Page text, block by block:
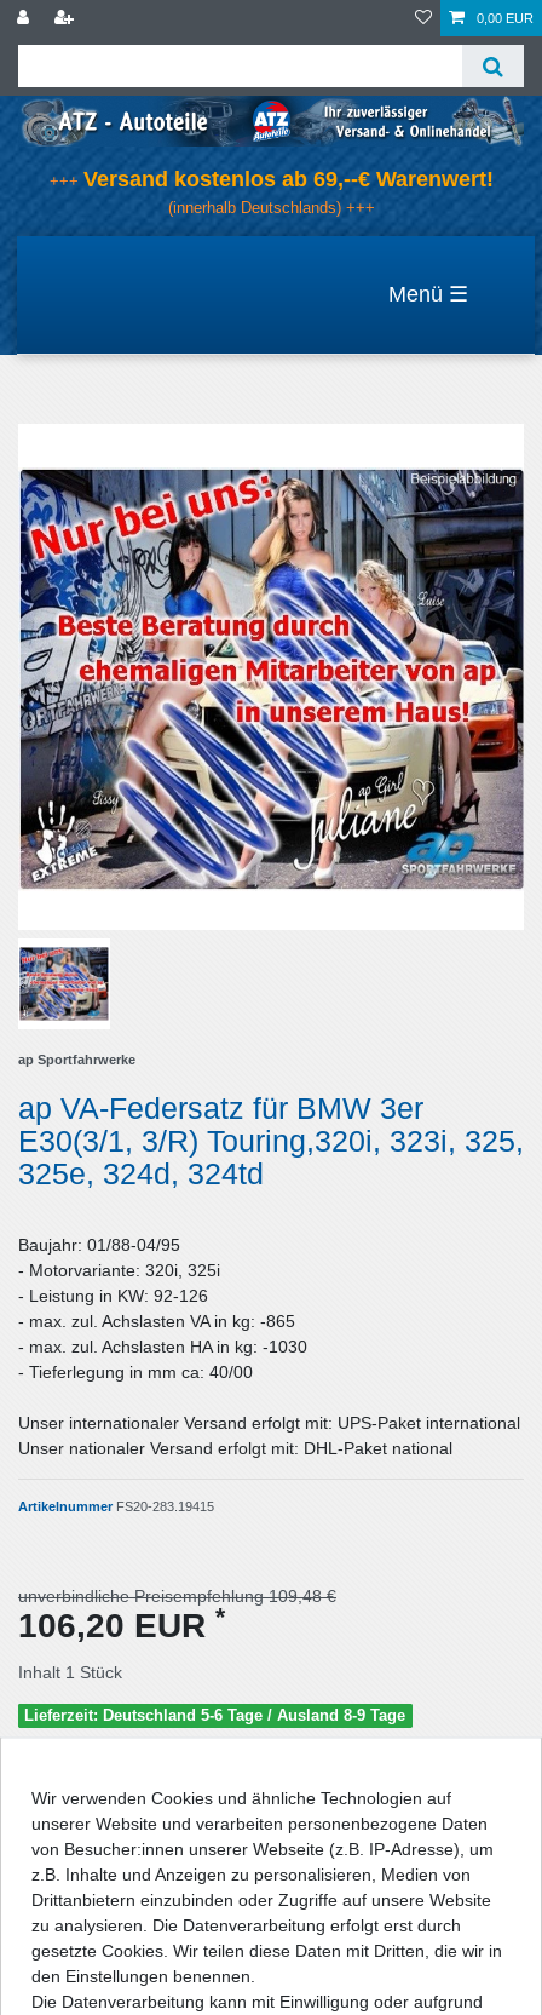
0,00 EUR
+++ Versand kostenlos ab 69,--€ Warenwert!
(innerhalb Deutschlands) +++
☰
ap Sportfahrwerke
ap VA-Federsatz für BMW 3er
E30(3/1, 3/R) Touring,320i, 323i, 325,
325e, 324d, 324td
Baujahr: 01/88-04/95
- Motorvariante: 320i, 325i
- Leistung in KW: 92-126
- max. zul. Achslasten VA in kg: -865
- max. zul. Achslasten HA in kg: -1030
- Tieferlegung in mm ca: 40/00
Unser internationaler Versand erfolgt mit: UPS-Paket international
Unser nationaler Versand erfolgt mit: DHL-Paket national
Artikelnummer FS20-283.19415
unverbindliche Preisempfehlung 109,48 €
106,20 EUR *
Inhalt 1 Stück
Lieferzeit: Deutschland 5-6 Tage / Ausland 8-9 Tage
Wunschliste
* inkl. ges. MwSt. zzgl. Versandkosten
Wir verwenden Cookies und ähnliche Technologien auf
unserer Website und verarbeiten personenbezogene Daten
von Besucher:innen unserer Webseite (z.B. IP-Adresse), um
z.B. Inhalte und Anzeigen zu personalisieren, Medien von
Drittanbietern einzubinden oder Zugriffe auf unsere Website
zu analysieren. Die Datenverarbeitung erfolgt erst durch
gesetzte Cookies. Wir teilen diese Daten mit Dritten, die wir in
den Einstellungen benennen.
Die Datenverarbeitung kann mit Einwilligung oder aufgrund